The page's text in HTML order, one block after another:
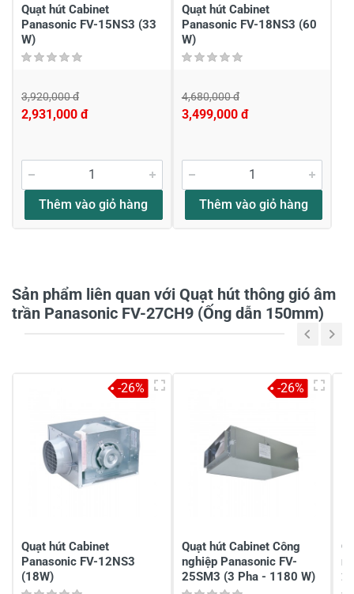
Viết nhận xét của bạn
Đánh giá sao
Tiêu đề của nhận xét*
Viết nhận xét của bạn vào bên dưới
Gửi nhận xét
Quạt hút Cabinet
Panasonic FV-15NS3 (33
W)
3,920,000 đ
2,931,000 đ
Thêm vào giỏ hàng
Quạt hút Cabinet
Panasonic FV-18NS3 (60
W)
4,680,000 đ
3,499,000 đ
Thêm vào giỏ hàng
Sản phẩm liên quan với Quạt hút thông gió âm
trần Panasonic FV-27CH9 (Ống dẫn 150mm)
Quạt hút Cabinet
Panasonic FV-12NS3
(18W)
-26%
Quạt hút Cabinet Công
nghiệp Panasonic FV-
25SM3 (3 Pha - 1180 W)
-26%